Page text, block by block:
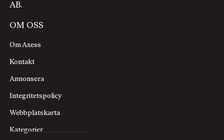
AB.
OM OSS
Om Axess
Kontakt
Annonsera
Integritetspolicy
Webbplatskarta
Kategorier